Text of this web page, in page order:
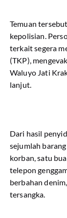
Temuan
kepolisian.
terkait segera
(TKP),
Waluyo Jati
lanjut.
Dari hasil
sejumlah
korban, satu
telepon
berbahan
tersangka.